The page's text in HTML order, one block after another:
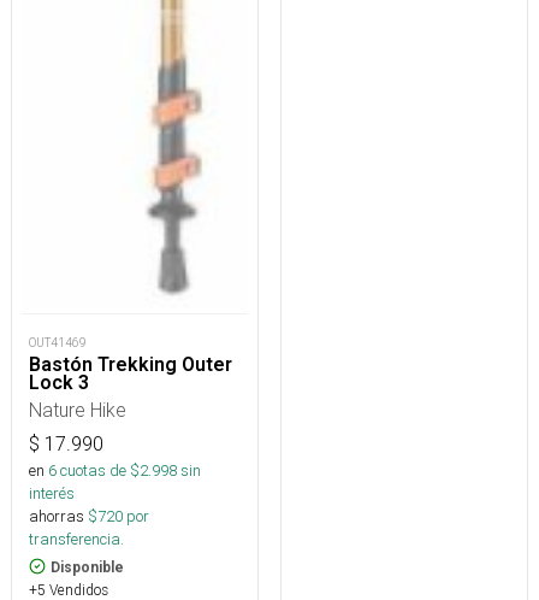
OUT41469
Bastón Trekking Outer
Lock 3
Nature Hike
$ 17.990
en 6cuotas de $2.998sin
interés
ahorras $720 por
transferencia.
Disponible
+5 Vendidos